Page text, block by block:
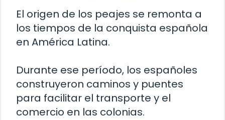
El origen de los peajes se remonta a
los tiempos de la conquista española
en América Latina.
Durante ese período, los españoles
construyeron caminos y puentes
para facilitar el transporte y el
comercio en las colonias.